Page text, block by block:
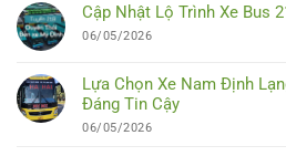
Cập Nhật Lộ Trình Xe Bus
06/05/2026
Lựa Chọn Xe Nam Định
Đáng Tin Cậy
06/05/2026